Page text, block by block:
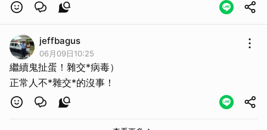
jeffbagus
06月09日10:25
繼續鬼扯蛋！雜交*病毒）
正常人不*雜交*的沒事！